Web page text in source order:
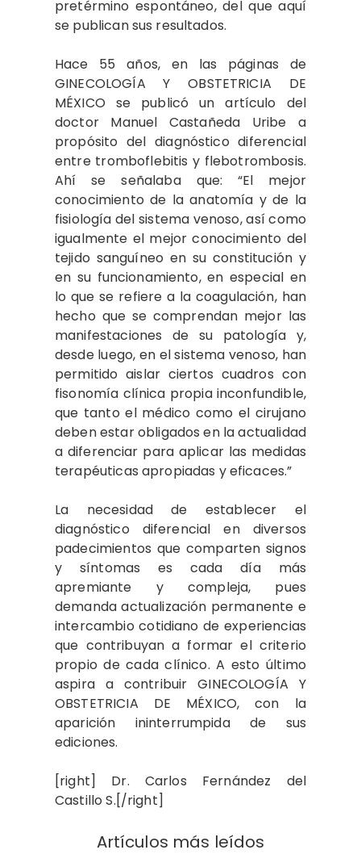
pretérmino espontáneo, del que aquí
se publican sus resultados.
Hace 55 años, en las páginas de
GINECOLOGÍA Y OBSTETRICIA DE
MÉXICO se publicó un artículo del
doctor Manuel Castañeda Uribe a
propósito del diagnóstico diferencial
entre tromboflebitis y flebotrombosis.
Ahí se señalaba que: “El mejor
conocimiento de la anatomía y de la
fisiología del sistema venoso, así como
igualmente el mejor conocimiento del
tejido sanguíneo en su constitución y
en su funcionamiento, en especial en
lo que se refiere a la coagulación, han
hecho que se comprendan mejor las
manifestaciones de su patología y,
desde luego, en el sistema venoso, han
permitido aislar ciertos cuadros con
fisonomía clínica propia inconfundible,
que tanto el médico como el cirujano
deben estar obligados en la actualidad
a diferenciar para aplicar las medidas
terapéuticas apropiadas y eficaces.”
La necesidad de establecer el
diagnóstico diferencial en diversos
padecimientos que comparten signos
y síntomas es cada día más
apremiante y compleja, pues
demanda actualización permanente e
intercambio cotidiano de experiencias
que contribuyan a formar el criterio
propio de cada clínico. A esto último
aspira a contribuir GINECOLOGÍA Y
OBSTETRICIA DE MÉXICO, con la
aparición ininterrumpida de sus
ediciones.
[right] Dr. Carlos Fernández del
Castillo S.[/right]
Artículos más leídos